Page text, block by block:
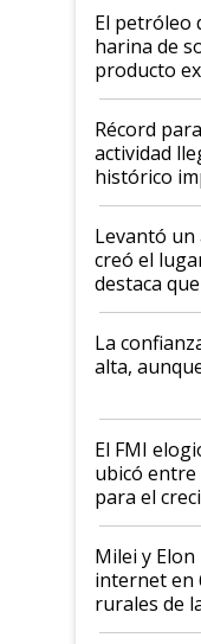
El petróleo
harina de
producto
el agro
diez
liderazgo
récord
Récord
actividad
histórico
cosecha y
Levantó un
creó el
destaca
plata a un
Juan Félix
que de una
de Milei
La
alta,
El FMI
ubicó entre
para el
Milei y
internet en
rurales de
a un